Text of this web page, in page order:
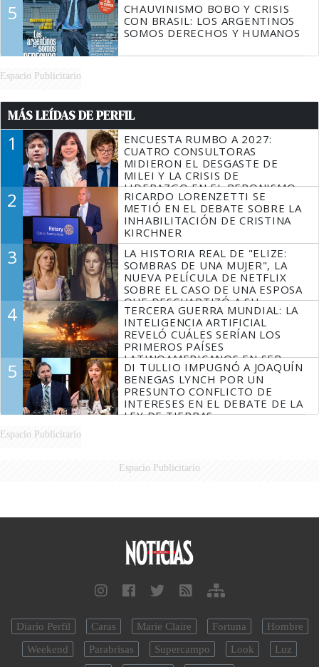
5
CHAUVINISMO BOBO Y CRISIS
CON BRASIL: LOS ARGENTINOS
SOMOS DERECHOS Y HUMANOS
Espacio Publicitario
MÁS LEÍDAS DE PERFIL
1
ENCUESTA RUMBO A 2027:
CUATRO CONSULTORAS
MIDIERON EL DESGASTE DE
MILEI Y LA CRISIS DE
LIDERAZGO EN EL PERONISMO
2
RICARDO LORENZETTI SE
METIÓ EN EL DEBATE SOBRE LA
INHABILITACIÓN DE CRISTINA
KIRCHNER
3
LA HISTORIA REAL DE "ELIZE:
SOMBRAS DE UNA MUJER", LA
NUEVA PELÍCULA DE NETFLIX
SOBRE EL CASO DE UNA ESPOSA
QUE DESCUARTIZÓ A SU
MARIDO
4
TERCERA GUERRA MUNDIAL: LA
INTELIGENCIA ARTIFICIAL
REVELÓ CUÁLES SERÍAN LOS
PRIMEROS PAÍSES
LATINOAMERICANOS EN SER
DERROTADOS
5
DI TULLIO IMPUGNÓ A JOAQUÍN
BENEGAS LYNCH POR UN
PRESUNTO CONFLICTO DE
INTERESES EN EL DEBATE DE LA
LEY DE TIERRAS
Espacio Publicitario
Espacio Publicitario
Diario Perfil Caras Marie Claire Fortuna
Hombre
Weekend
Parabrisas Supercampo Look
Luz